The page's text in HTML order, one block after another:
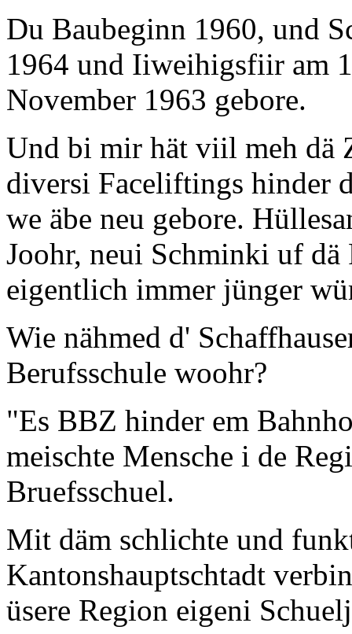
Du Baubeginn 1960, und
1964 und Iiweihigsfiir am
November 1963 gebore.
Und bi mir hät viil meh dä
diversi Faceliftings hinder
we äbe neu gebore.
Joohr, neui Schminki uf dä
eigentlich immer jünger
Wie nähmed d'
Berufsschule woohr?
"Es BBZ hinder em
meischte Mensche i de
Bruefsschuel.
Mit däm schlichte und
Kantonshauptschtadt
üsere Region eigeni